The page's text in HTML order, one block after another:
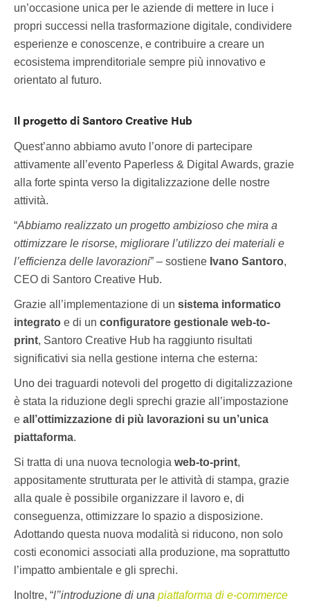
un’occasione unica per le aziende di mettere in luce i
propri successi nella trasformazione digitale, condividere
esperienze e conoscenze, e contribuire a creare un
ecosistema imprenditoriale sempre più innovativo e
orientato al futuro.
Il progetto di Santoro Creative Hub
Quest’anno abbiamo avuto l’onore di partecipare
attivamente all’evento Paperless & Digital Awards, grazie
alla forte spinta verso la digitalizzazione delle nostre
attività.
“Abbiamo realizzato un progetto ambizioso che mira a
ottimizzare le risorse, migliorare l’utilizzo dei materiali e
l’efficienza delle lavorazioni” – sostiene Ivano Santoro,
CEO di Santoro Creative Hub.
Grazie all’implementazione di un sistema informatico
integrato e di un configuratore gestionale web-to-
print, Santoro Creative Hub ha raggiunto risultati
significativi sia nella gestione interna che esterna:
Uno dei traguardi notevoli del progetto di digitalizzazione
è stata la riduzione degli sprechi grazie all’impostazione
e all’ottimizzazione di più lavorazioni su un’unica
piattaforma.
Si tratta di una nuova tecnologia web-to-print,
appositamente strutturata per le attività di stampa, grazie
alla quale è possibile organizzare il lavoro e, di
conseguenza, ottimizzare lo spazio a disposizione.
Adottando questa nuova modalità si riducono, non solo
costi economici associati alla produzione, ma soprattutto
l’impatto ambientale e gli sprechi.
Inoltre, “l’’introduzione di una piattaforma di e-commerce